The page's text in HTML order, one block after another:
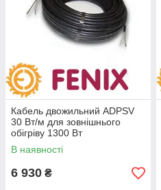
Кабель двожильний ADPSV
30 Вт/м для зовнішнього
обігріву 1300 Вт
В наявності
6 930 ₴